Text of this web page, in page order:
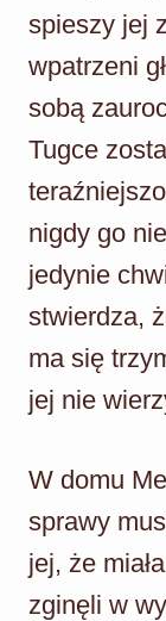
spieszy jej
wpatrzeni
sobą
Tugce
nigdy go
jedynie
stwierdza,
ma się
jej nie
W domu
sprawy
jej, że
zginęli w